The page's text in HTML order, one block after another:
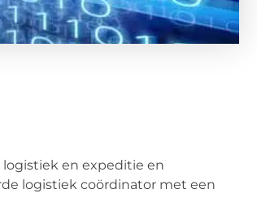
en expeditie en
logistiek coördinator met een